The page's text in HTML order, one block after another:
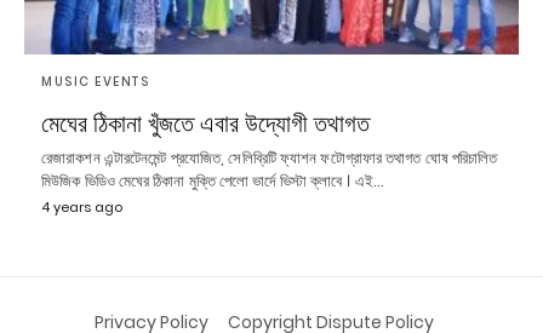
MUSIC EVENTS
মেঘের ঠিকানা খুঁজতে এবার উদ্যোগী তথাগত
রেজারাকশন এন্টারটেনমেন্ট প্রযোজিত, সেলিব্রিটি ফ্যাশন ফটোগ্রাফার তথাগত ঘোষ পরিচালিত
মিউজিক ভিডিও মেঘের ঠিকানা মুক্তি পেলো ভার্দে ভিস্টা ক্লাবে । এই…
4 years ago
Privacy Policy
Copyright Dispute Policy